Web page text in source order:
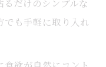
るだけのシンプルな
でも手軽に取り入れ